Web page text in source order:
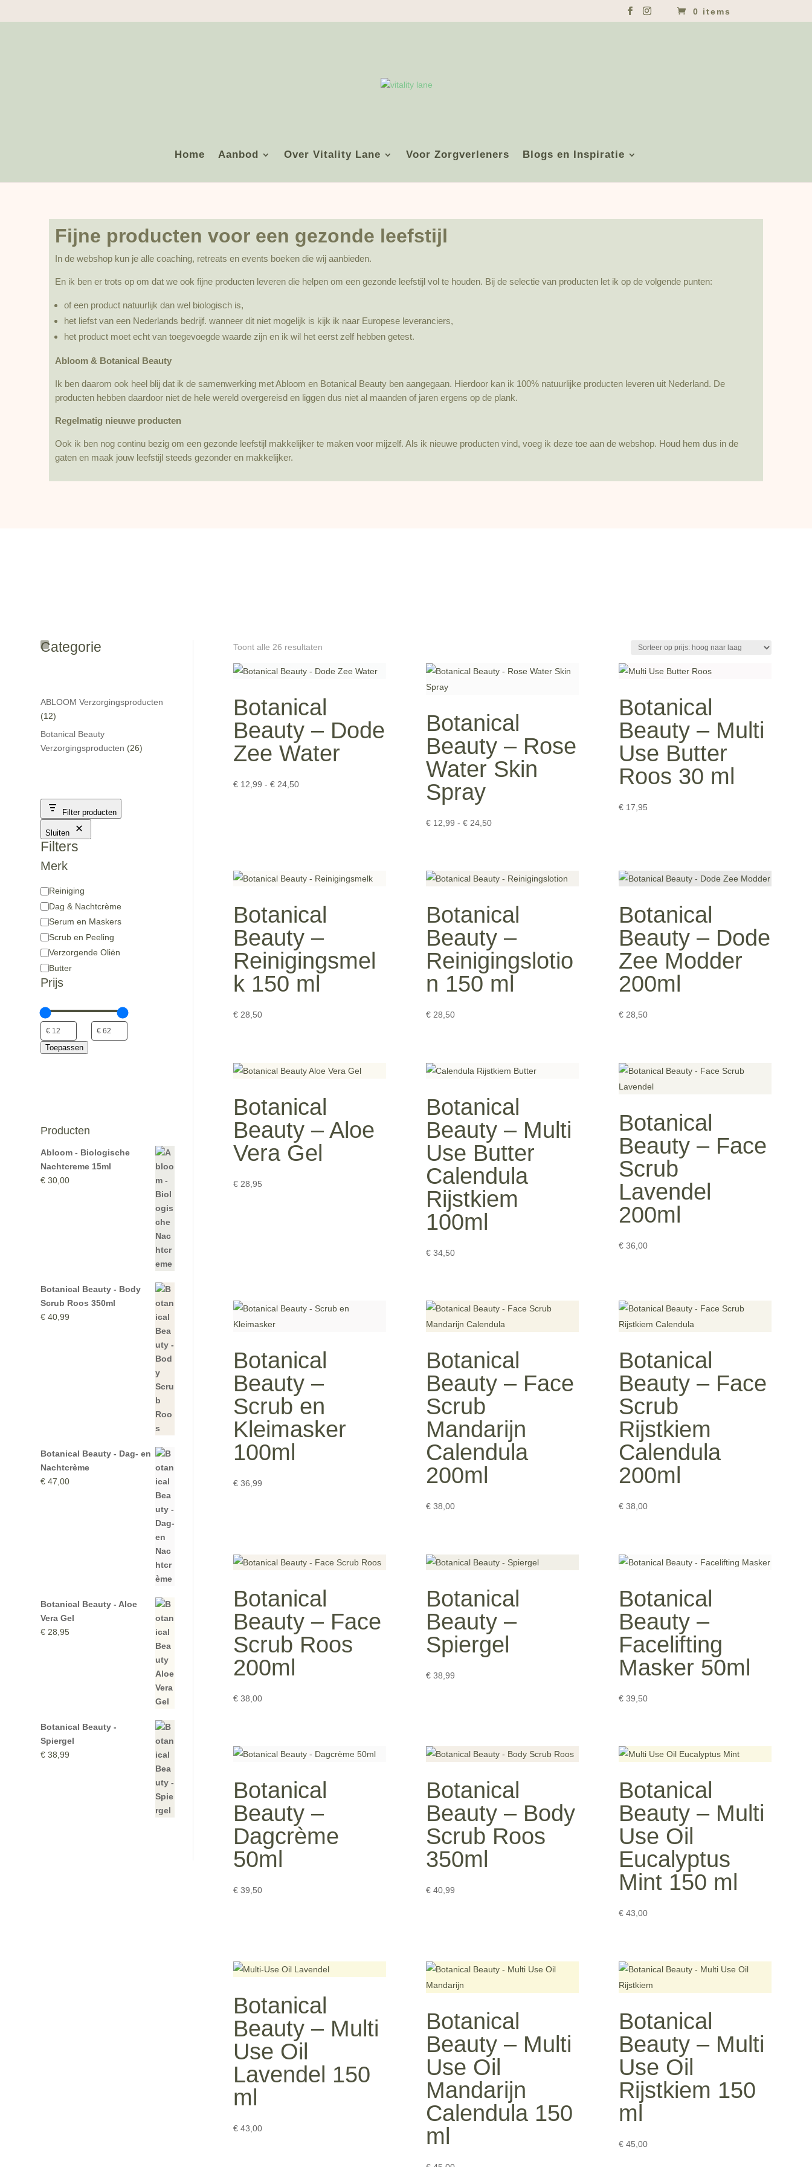
0 items
Home Aanbod Over Vitality Lane Voor Zorgverleners Blogs en Inspiratie
Fijne producten voor een gezonde leefstijl
In de webshop kun je alle coaching, retreats en events boeken die wij aanbieden.
En ik ben er trots op om dat we ook fijne producten leveren die helpen om een gezonde leefstijl vol te houden. Bij de selectie van producten let ik op de volgende punten:
of een product natuurlijk dan wel biologisch is,
het liefst van een Nederlands bedrijf. wanneer dit niet mogelijk is kijk ik naar Europese leveranciers,
het product moet echt van toegevoegde waarde zijn en ik wil het eerst zelf hebben getest.
Abloom & Botanical Beauty
Ik ben daarom ook heel blij dat ik de samenwerking met Abloom en Botanical Beauty ben aangegaan. Hierdoor kan ik 100% natuurlijke producten leveren uit Nederland. De
producten hebben daardoor niet de hele wereld overgereisd en liggen dus niet al maanden of jaren ergens op de plank.
Regelmatig nieuwe producten
Ook ik ben nog continu bezig om een gezonde leefstijl makkelijker te maken voor mijzelf. Als ik nieuwe producten vind, voeg ik deze toe aan de webshop. Houd hem dus in de
gaten en maak jouw leefstijl steeds gezonder en makkelijker.
Categorie
ABLOOM Verzorgingsproducten
1212
producten
Botanical Beauty
Verzorgingsproducten
2626
Filter producten
Sluiten
Filters
Merk
Type
Product
Reiniging
Dag & Nachtcrème
Serum en Maskers
Scrub en Peeling
Verzorgende Oliën
Butter
Prijs
Toepassen
Producten
Abloom - Biologische
Nachtcreme 15ml
€ 30,00
Botanical Beauty - Body
Scrub Roos 350ml
€ 40,99
Botanical Beauty - Dag- en
Nachtcrème
€ 47,00
Botanical Beauty - Aloe
Vera Gel
€ 28,95
Botanical Beauty -
Spiergel
€ 38,99
Toont alle 26 resultaten
prijs:
naar
laag
Botanical
Beauty – Dode
Zee Water
€ 12,99 - € 24,50Prijsklasse:
Botanical
Beauty – Rose
Water Skin
Spray
€ 12,99 - € 24,50Prijsklasse:
Botanical
Beauty – Multi
Use Butter
Roos 30 ml
€ 17,95
Botanical
Beauty –
Reinigingsmel
k 150 ml
€ 28,50
Botanical
Beauty –
Reinigingslotio
n 150 ml
€ 28,50
Botanical
Beauty – Dode
Zee Modder
200ml
€ 28,50
Botanical
Beauty – Aloe
Vera Gel
€ 28,95
Botanical
Beauty – Multi
Use Butter
Calendula
Rijstkiem
100ml
€ 34,50
Botanical
Beauty – Face
Scrub
Lavendel
200ml
€ 36,00
Botanical
Beauty –
Scrub en
Kleimasker
100ml
€ 36,99
Botanical
Beauty – Face
Scrub
Mandarijn
Calendula
200ml
€ 38,00
Botanical
Beauty – Face
Scrub
Rijstkiem
Calendula
200ml
€ 38,00
Botanical
Beauty – Face
Scrub Roos
200ml
€ 38,00
Botanical
Beauty –
Spiergel
€ 38,99
Botanical
Beauty –
Facelifting
Masker 50ml
€ 39,50
Botanical
Beauty –
Dagcrème
50ml
€ 39,50
Botanical
Beauty – Body
Scrub Roos
350ml
€ 40,99
Botanical
Beauty – Multi
Use Oil
Eucalyptus
Mint 150 ml
€ 43,00
Botanical
Beauty – Multi
Use Oil
Lavendel 150
ml
€ 43,00
Botanical
Beauty – Multi
Use Oil
Mandarijn
Calendula 150
ml
Botanical
Beauty – Multi
Use Oil
Rijstkiem 150
ml
€ 45,00